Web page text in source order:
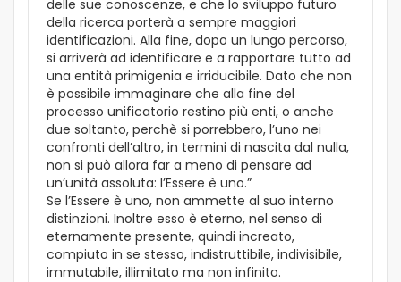
delle sue conoscenze, e che lo sviluppo futuro
della ricerca porterà a sempre maggiori
identificazioni. Alla fine, dopo un lungo percorso,
si arriverà ad identificare e a rapportare tutto ad
una entità primigenia e irriducibile. Dato che non
è possibile immaginare che alla fine del
processo unificatorio restino più enti, o anche
due soltanto, perchè si porrebbero, l’uno nei
confronti dell’altro, in termini di nascita dal nulla,
non si può allora far a meno di pensare ad
un’unità assoluta: l’Essere è uno.”
Se l’Essere è uno, non ammette al suo interno
distinzioni. Inoltre esso è eterno, nel senso di
eternamente presente, quindi increato,
compiuto in se stesso, indistruttibile, indivisibile,
immutabile, illimitato ma non infinito.